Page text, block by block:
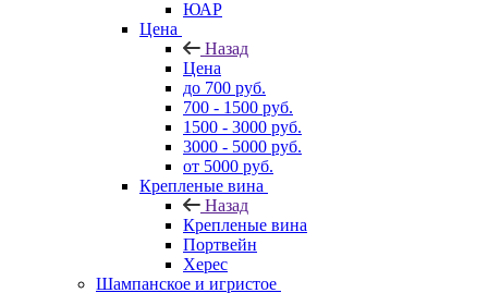
ЮАР
Цена
Назад
Цена
до 700 руб.
700 - 1500 руб.
1500 - 3000 руб.
3000 - 5000 руб.
от 5000 руб.
Крепленые вина
Назад
Крепленые вина
Портвейн
Херес
Шампанское и игристое